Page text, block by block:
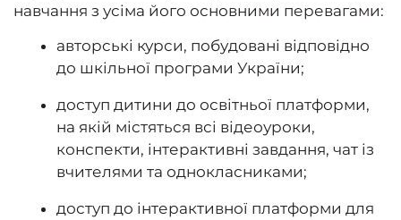
навчання з усіма його основними перевагами:
авторські курси, побудовані відповідно
до шкільної програми України;
доступ дитини до освітньої платформи,
на якій містяться всі відеоуроки,
конспекти, інтерактивні завдання, чат із
вчителями та однокласниками;
доступ до інтерактивної платформи для